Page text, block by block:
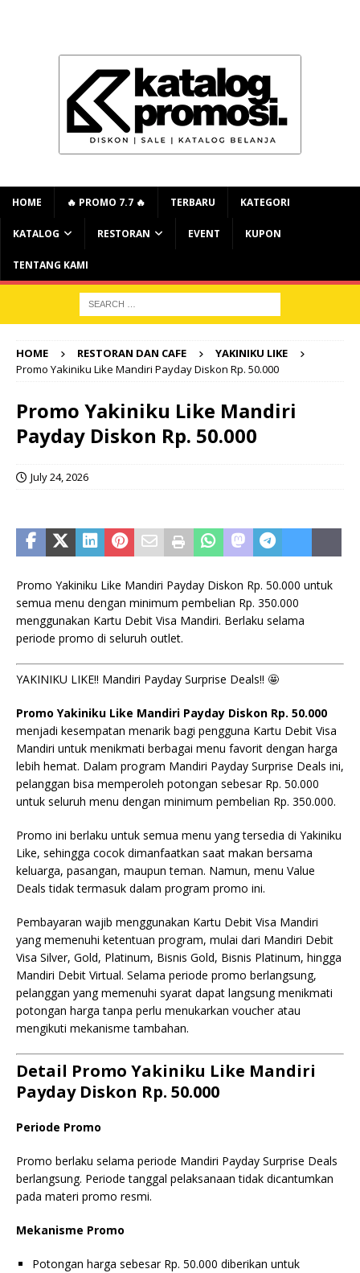
HOME 🔥 PROMO 7.7 🔥 TERBARU KATEGORI
KATALOG RESTORAN EVENT KUPON
TENTANG KAMI
HOME RESTORAN DAN CAFE
YAKINIKU LIKE
Promo Yakiniku Like Mandiri Payday Diskon Rp. 50.000
Promo Yakiniku Like Mandiri
Payday Diskon Rp. 50.000
July 24, 2026
Promo Yakiniku Like Mandiri Payday Diskon Rp. 50.000 untuk
semua menu dengan minimum pembelian Rp. 350.000
menggunakan Kartu Debit Visa Mandiri. Berlaku selama
periode promo di seluruh outlet.
YAKINIKU LIKE!! Mandiri Payday Surprise Deals!! 🤩
Promo Yakiniku Like Mandiri Payday Diskon Rp. 50.000
menjadi kesempatan menarik bagi pengguna Kartu Debit Visa
Mandiri untuk menikmati berbagai menu favorit dengan harga
lebih hemat. Dalam program Mandiri Payday Surprise Deals ini,
pelanggan bisa memperoleh potongan sebesar Rp. 50.000
untuk seluruh menu dengan minimum pembelian Rp. 350.000.
Promo ini berlaku untuk semua menu yang tersedia di Yakiniku
Like, sehingga cocok dimanfaatkan saat makan bersama
keluarga, pasangan, maupun teman. Namun, menu Value
Deals tidak termasuk dalam program promo ini.
Pembayaran wajib menggunakan Kartu Debit Visa Mandiri
yang memenuhi ketentuan program, mulai dari Mandiri Debit
Visa Silver, Gold, Platinum, Bisnis Gold, Bisnis Platinum, hingga
Mandiri Debit Virtual. Selama periode promo berlangsung,
pelanggan yang memenuhi syarat dapat langsung menikmati
potongan harga tanpa perlu menukarkan voucher atau
mengikuti mekanisme tambahan.
Detail Promo Yakiniku Like Mandiri
Payday Diskon Rp. 50.000
Periode Promo
Promo berlaku selama periode Mandiri Payday Surprise Deals
berlangsung. Periode tanggal pelaksanaan tidak dicantumkan
pada materi promo resmi.
Mekanisme Promo
Potongan harga sebesar Rp. 50.000 diberikan untuk